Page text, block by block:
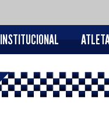
INSTITUCIONAL